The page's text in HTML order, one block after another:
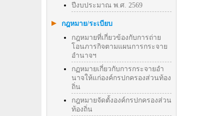
ปีงบประมาณ พ.ศ. 2569
กฎหมาย/ระเบียบ
กฎหมายที่เกี่ยวข้องกับการถ่าย
โอนภารกิจตามแผนการกระจาย
อำนาจฯ
กฏหมายเกี่ยวกับการกระจายอำ
นาจให้แก่องค์กรปกครองส่วนท้อง
ถิ่น
กฎหมายจัดตั้งองค์กรปกครองส่วน
ท้องถิ่น